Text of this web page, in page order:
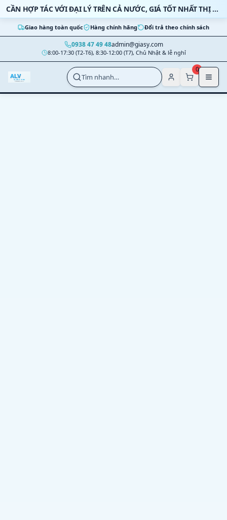
Bỏ qua nội dung CẦN HỢP TÁC VỚI ĐẠI LÝ TRÊN CẢ NƯỚC, GIÁ TỐT NHẤT THỊ TRƯỜNG
Giao hàng toàn quốc Hàng chính hãng Đổi trả theo chính sách
0938 47 49 48admin@giasy.com
8:00-17:30 (T2-T6), 8:30-12:00 (T7), Chủ Nhật & lễ nghỉ
Nhảy tới nội dung chính
Tìm nhanh…
0